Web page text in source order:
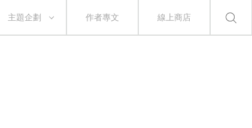
主題企劃 作者專文 線上商店